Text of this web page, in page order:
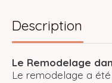
Description
Le Remodelage
Le remodelage a